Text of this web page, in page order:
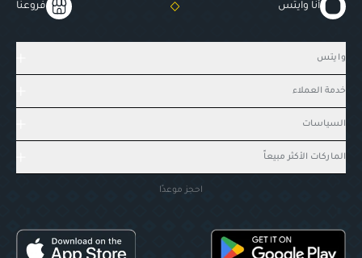
أنا وايتس فروعنا
وايتس
خدمة العملاء
السياسات
الماركات الأكثر مبيعاً
احجز موعدًا